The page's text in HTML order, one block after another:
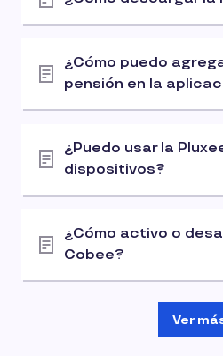
¿Cómo puedo
pensión en la
¿Puedo usar la
dispositivos?
¿Cómo activo o
Cobee?
Ver